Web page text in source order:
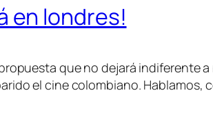
en londres!
que no dejará indiferente
el cine colombiano. Hablamos,